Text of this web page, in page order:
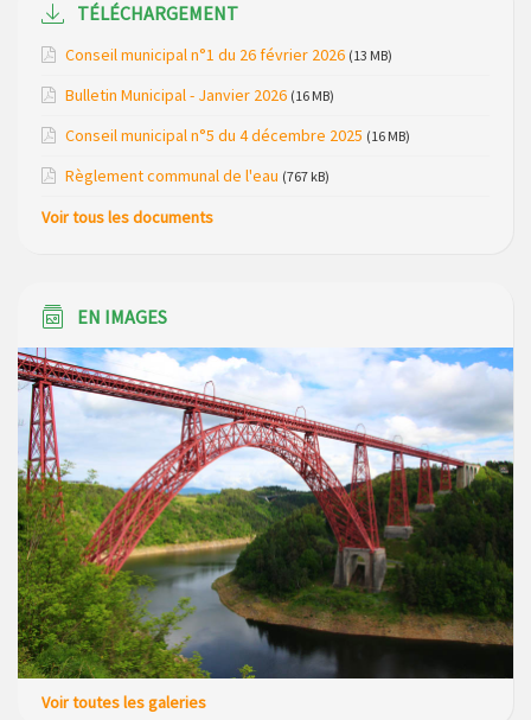
bungalows bois, ses chalets et sa piscine
Réunion d’installation du nouveau conseil municipal à
Loubaresse le vendredi 20 mars 2026
Campagne de collecte des plastiques agricoles le 22 avril
TÉLÉCHARGEMENT
Conseil municipal n°1 du 26 février 2026 (13 MB)
Bulletin Municipal - Janvier 2026 (16 MB)
Conseil municipal n°5 du 4 décembre 2025 (16 MB)
Règlement communal de l'eau (767 kB)
Voir tous les documents
EN IMAGES
Voir toutes les galeries